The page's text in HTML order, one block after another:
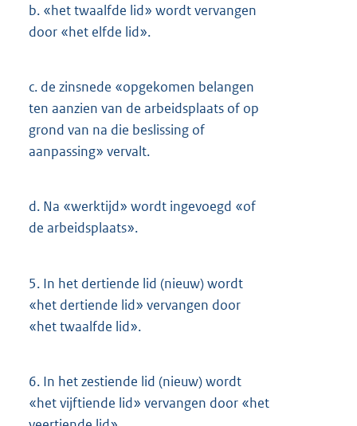
b. «het twaalfde lid» wordt vervangen
door «het elfde lid».
c. de zinsnede «opgekomen belangen
ten aanzien van de arbeidsplaats of op
grond van na die beslissing of
aanpassing» vervalt.
d. Na «werktijd» wordt ingevoegd «of
de arbeidsplaats».
5. In het dertiende lid (nieuw) wordt
«het dertiende lid» vervangen door
«het twaalfde lid».
6. In het zestiende lid (nieuw) wordt
«het vijftiende lid» vervangen door «het